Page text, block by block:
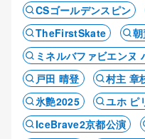
CSゴールデンスピン
TheFirstSkate
ミネルバファビエンヌ
戸田 晴登
村主 章
氷艶2025
ユホ ピ
IceBrave2京都公演